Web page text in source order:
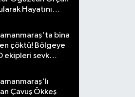
Hayatını
bina
çöktü! Bölgeye
ekipleri sevk
Çavuş Ökkeş